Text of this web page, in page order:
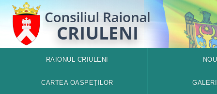
RAIONUL CRIULENI
CARTEA OASPEŢILOR